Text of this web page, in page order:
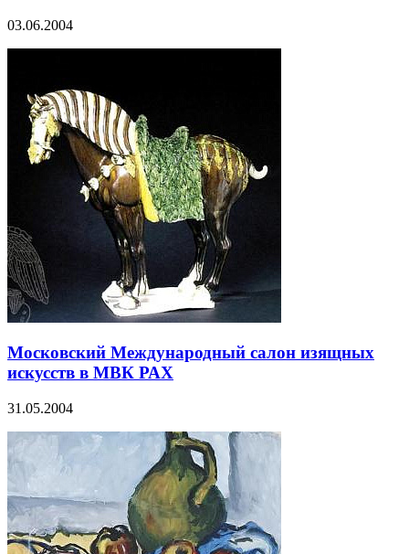
03.06.2004
Московский Международный салон изящных
искусств в МВК РАХ
31.05.2004